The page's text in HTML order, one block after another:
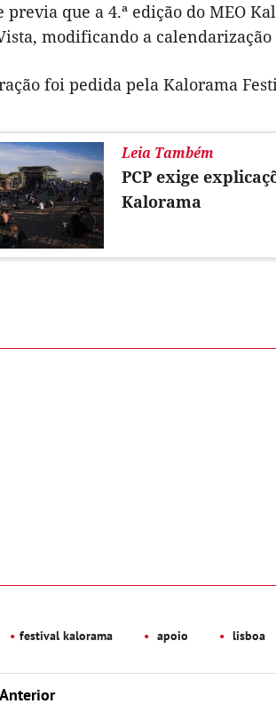
previa que a 4.ª edição do MEO
modificando a
foi pedida pela Kalorama
Leia Também
PCP exige
Kalorama
festival kalorama apoio lisboa